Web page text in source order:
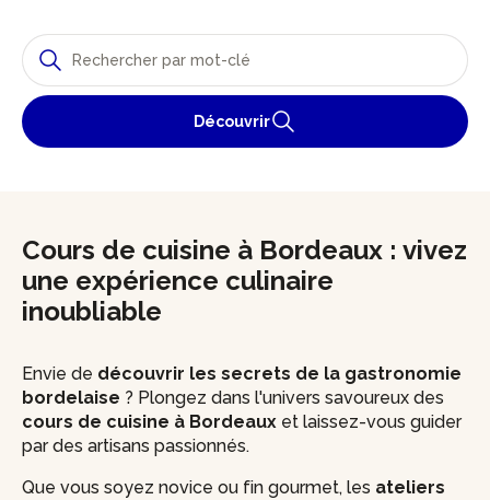
Découvrir
Cours de cuisine à Bordeaux : vivez
une expérience culinaire
inoubliable
Envie de découvrir les secrets de la gastronomie
bordelaise ? Plongez dans l'univers savoureux des
cours de cuisine à Bordeaux et laissez-vous guider
par des artisans passionnés.
Que vous soyez novice ou fin gourmet, les ateliers